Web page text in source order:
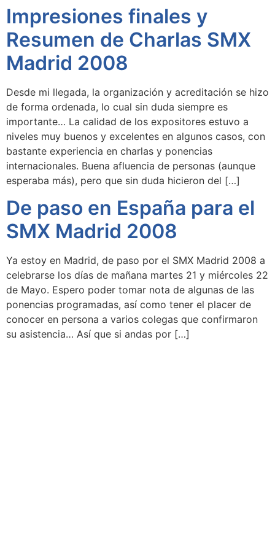
Impresiones finales y
Resumen de Charlas SMX
Madrid 2008
Desde mi llegada, la organización y acreditación se hizo
de forma ordenada, lo cual sin duda siempre es
importante… La calidad de los expositores estuvo a
niveles muy buenos y excelentes en algunos casos, con
bastante experiencia en charlas y ponencias
internacionales. Buena afluencia de personas (aunque
esperaba más), pero que sin duda hicieron del […]
De paso en España para el
SMX Madrid 2008
Ya estoy en Madrid, de paso por el SMX Madrid 2008 a
celebrarse los días de mañana martes 21 y miércoles 22
de Mayo. Espero poder tomar nota de algunas de las
ponencias programadas, así como tener el placer de
conocer en persona a varios colegas que confirmaron
su asistencia… Así que si andas por […]